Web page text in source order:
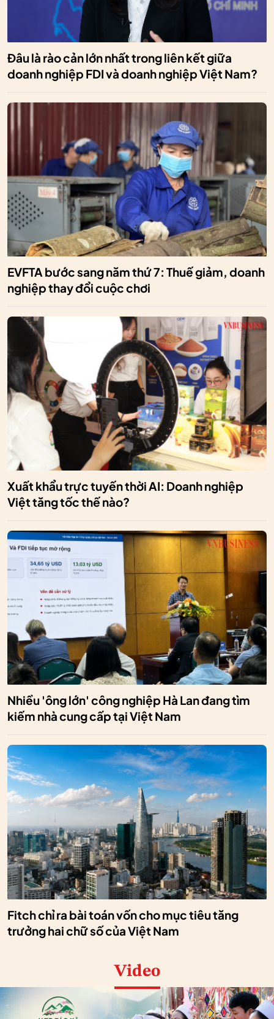
Đâu là rào cản lớn nhất trong liên kết giữa
doanh nghiệp FDI và doanh nghiệp Việt Nam?
EVFTA bước sang năm thứ 7: Thuế giảm, doanh
nghiệp thay đổi cuộc chơi
Xuất khẩu trực tuyến thời AI: Doanh nghiệp
Việt tăng tốc thế nào?
Nhiều 'ông lớn' công nghiệp Hà Lan đang tìm
kiếm nhà cung cấp tại Việt Nam
Fitch chỉ ra bài toán vốn cho mục tiêu tăng
trưởng hai chữ số của Việt Nam
Video